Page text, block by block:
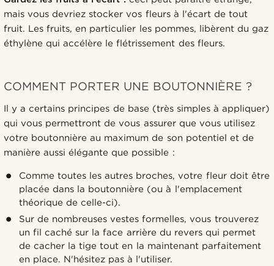
mais vous devriez stocker vos fleurs à l'écart de tout
fruit. Les fruits, en particulier les pommes, libèrent du gaz
éthylène qui accélère le flétrissement des fleurs.
COMMENT PORTER UNE BOUTONNIÈRE ?
Il y a certains principes de base (très simples à appliquer)
qui vous permettront de vous assurer que vous utilisez
votre boutonnière au maximum de son potentiel et de
manière aussi élégante que possible :
Comme toutes les autres broches, votre fleur doit être
placée dans la boutonnière (ou à l'emplacement
théorique de celle-ci).
Sur de nombreuses vestes formelles, vous trouverez
un fil caché sur la face arrière du revers qui permet
de cacher la tige tout en la maintenant parfaitement
en place. N'hésitez pas à l'utiliser.